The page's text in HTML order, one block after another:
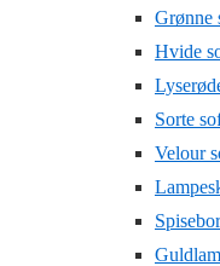
Grønne
Hvide
Sorte
Velour